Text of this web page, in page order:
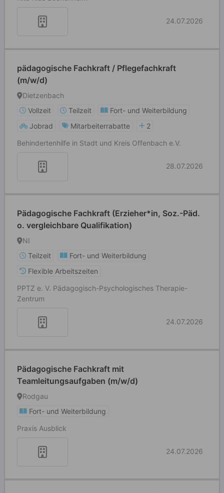
24.07.2026
pädagogische Fachkraft / Pflegefachkraft
(m/w/d)
Dietzenbach
Vollzeit
Teilzeit
Fort- und Weiterbildung
Jobrad
Mitarbeiterrabatte
2
Behindertenhilfe in Stadt und Kreis Offenbach e.V.
28.07.2026
Pädagogische Fachkraft (Erzieher*in, Soz.-Päd.
o. vergleichbare Qualifikation)
NI
Teilzeit
Fort- und Weiterbildung
Flexible Arbeitszeiten
PPTZ e. V. Pädagogisch-Psychologisches Therapie-
Zentrum
24.07.2026
Pädagogische Fachkraft mit
Teamleitungsaufgaben (m/w/d)
Rodgau
Fort- und Weiterbildung
Praxis Ausblick
24.07.2026